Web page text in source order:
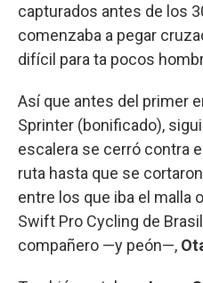
capturados antes de los
comenzaba a pegar
difícil para ta pocos
Así que antes del primer
Sprinter (bonificado),
escalera se cerró contra
ruta hasta que se
entre los que iba el malla
Swift Pro Cycling de
compañero —y peón—,